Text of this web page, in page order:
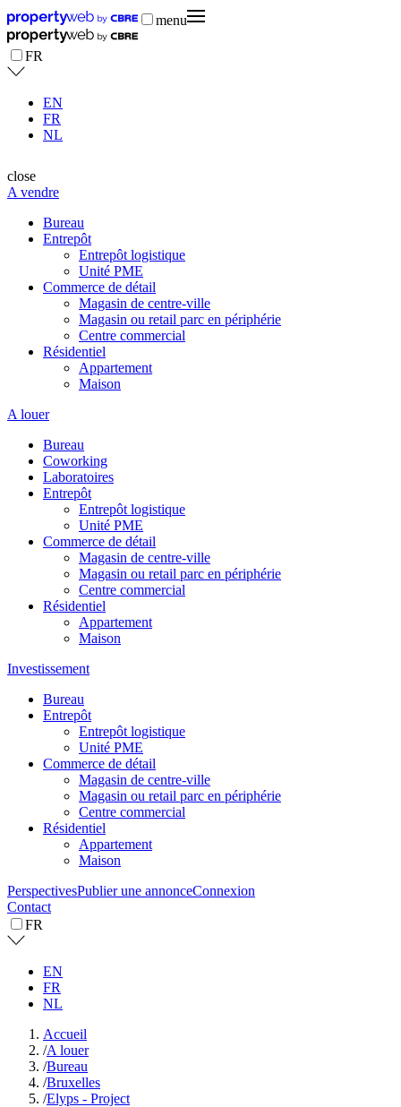
menu
FR
EN
FR
NL
close
A vendre
Bureau
Entrepôt
Entrepôt logistique
Unité PME
Commerce de détail
Magasin de centre-ville
Magasin ou retail parc en périphérie
Centre commercial
Résidentiel
Appartement
Maison
A louer
Bureau
Coworking
Laboratoires
Entrepôt
Entrepôt logistique
Unité PME
Commerce de détail
Magasin de centre-ville
Magasin ou retail parc en périphérie
Centre commercial
Résidentiel
Appartement
Maison
Investissement
Bureau
Entrepôt
Entrepôt logistique
Unité PME
Commerce de détail
Magasin de centre-ville
Magasin ou retail parc en périphérie
Centre commercial
Résidentiel
Appartement
Maison
PerspectivesPublier une annonceConnexion
Contact
FR
EN
FR
NL
Accueil
/A louer
/Bureau
/Bruxelles
/Elyps - Project